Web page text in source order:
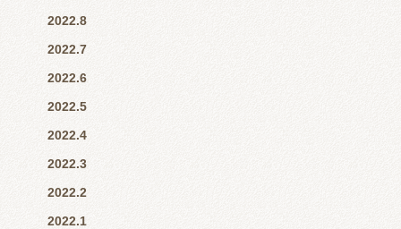
2022.8
2022.7
2022.6
2022.5
2022.4
2022.3
2022.2
2022.1